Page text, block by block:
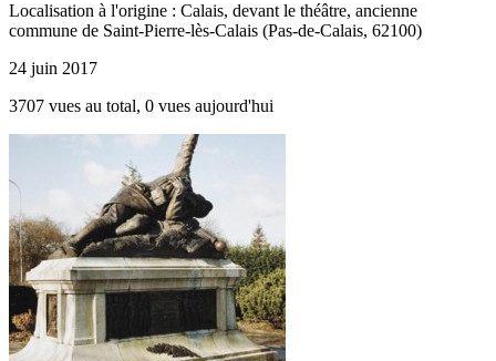
Localisation à l'origine : Calais, devant le théâtre, ancienne
commune de Saint-Pierre-lès-Calais (Pas-de-Calais, 62100)
24 juin 2017
3707 vues au total, 0 vues aujourd'hui